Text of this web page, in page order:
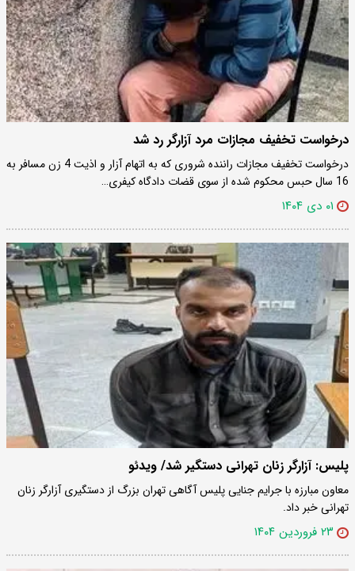
درخواست تخفیف مجازات مرد آزارگر رد شد
درخواست تخفیف مجازات راننده شروری که به اتهام آزار و اذیت 4 زن مسافر به
16 سال حبس محکوم شده از سوی قضات دادگاه کیفری…
۰۱ دی ۱۴۰۴
پلیس: آزارگر زنان تهرانی دستگیر شد/ ویدئو
معاون مبارزه با جرایم جنایی پلیس آگاهی تهران بزرگ از دستگیری آزارگر زنان
تهرانی خبر داد.
۲۳ فروردین ۱۴۰۴